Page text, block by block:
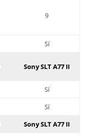
9
Sí
Sony SLT A77 II
Sí
Sí
Sony SLT A77 II